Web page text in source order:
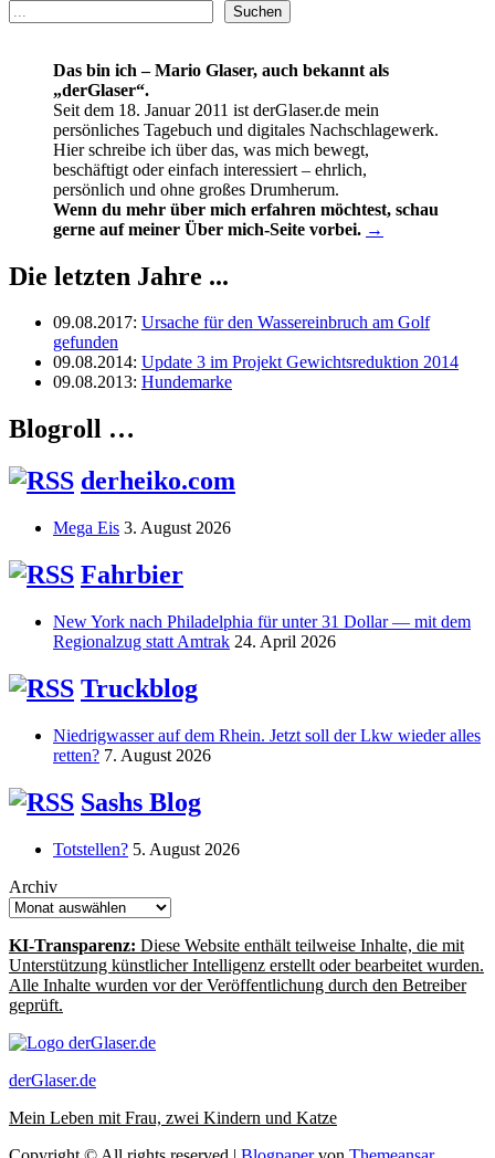
Suchen
Das bin ich – Mario Glaser, auch bekannt als
„derGlaser“.
Seit dem 18. Januar 2011 ist derGlaser.de mein
persönliches Tagebuch und digitales Nachschlagewerk.
Hier schreibe ich über das, was mich bewegt,
beschäftigt oder einfach interessiert – ehrlich,
persönlich und ohne großes Drumherum.
Wenn du mehr über mich erfahren möchtest, schau
gerne auf meiner Über mich-Seite vorbei. →
Die letzten Jahre ...
09.08.2017: Ursache für den Wassereinbruch am Golf
gefunden
09.08.2014: Update 3 im Projekt Gewichtsreduktion 2014
09.08.2013: Hundemarke
Blogroll …
derheiko.com
Mega Eis 3. August 2026
Fahrbier
New York nach Philadelphia für unter 31 Dollar — mit dem
Regionalzug statt Amtrak 24. April 2026
Truckblog
Niedrigwasser auf dem Rhein. Jetzt soll der Lkw wieder alles
retten? 7. August 2026
Sashs Blog
Totstellen? 5. August 2026
Archiv
KI-Transparenz: Diese Website enthält teilweise Inhalte, die mit
Unterstützung künstlicher Intelligenz erstellt oder bearbeitet wurden.
Alle Inhalte wurden vor der Veröffentlichung durch den Betreiber
geprüft.
derGlaser.de
Mein Leben mit Frau, zwei Kindern und Katze